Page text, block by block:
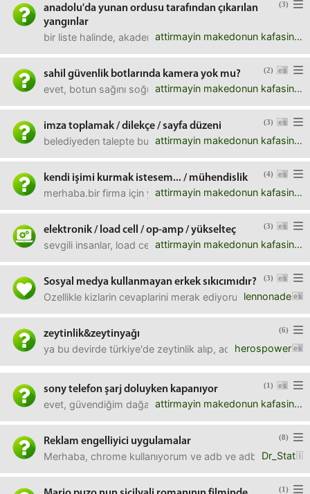
(3)
anadolu'da yunan ordusu tarafından çıkarılan
yangınlar
attirmayin makedonun kafasini
bir liste halinde, akademik bir kaynak
(2)
sahil güvenlik botlarında kamera yok mu?
attirmayin makedonun kafasini
evet, botun sağını soğulu gören kamera yok mu hiç bu
(3)
imza toplamak / dilekçe / sayfa düzeni
attirmayin makedonun kafasini
belediyeden talepte bulunmak için imza
(4)
kendi işimi kurmak istesem... / mühendislik
attirmayin makedonun kafasini
merhaba.bir firma için yapmaya çalıştığım ürün, firma
(3)
elektronik / load cell / op-amp / yükselteç
attirmayin makedonun kafasini
sevgili insanlar, load cell'imin çıkışını basit bir op-amp
(3)
Sosyal medya kullanmayan erkek sıkıcımıdır?
lennonade
Ozellikle kizlarin cevaplarini merak ediyorumHerhangi bi
(6)
zeytinlik&zeytinyağı
herospower
ya bu devirde türkiye'de zeytinlik alıp, adam bulunup
(1)
sony telefon şarj doluyken kapanıyor
attirmayin makedonun kafasini
evet, güvendiğim dağa kar yağdı ve beş
(8)
Reklam engelliyici uygulamalar
Dr_Stat
Merhaba, chrome kullanıyorum ve adb ve adb plus
(1)